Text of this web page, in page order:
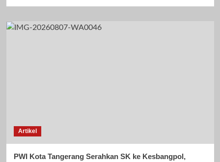
Artikel
PWI Kota Tangerang Serahkan SK ke Kesbangpol,